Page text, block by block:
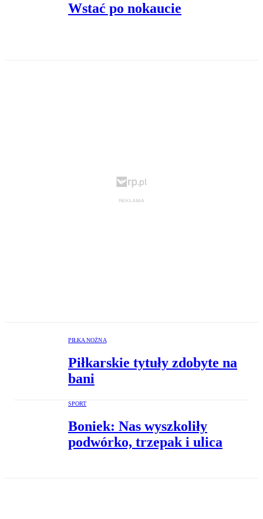
Wstać po nokaucie
PIŁKA NOŻNA
Piłkarskie tytuły zdobyte na
bani
SPORT
Boniek: Nas wyszkoliły
podwórko, trzepak i ulica